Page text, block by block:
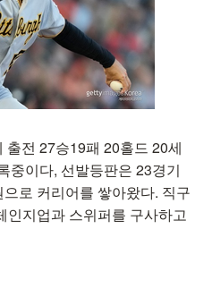
전 27승19패 20홀드 20세
중이다, 선발등판은 23경기
로 커리어를 쌓아왔다. 직구
인지업과 스위퍼를 구사하고